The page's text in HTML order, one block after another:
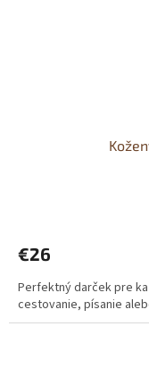
€26
Perfektný darček pre
cestovanie, písanie